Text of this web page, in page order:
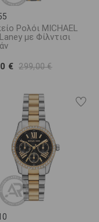
Ρολόι MICHAEL
με Φίλντισι
€ 299,00 €